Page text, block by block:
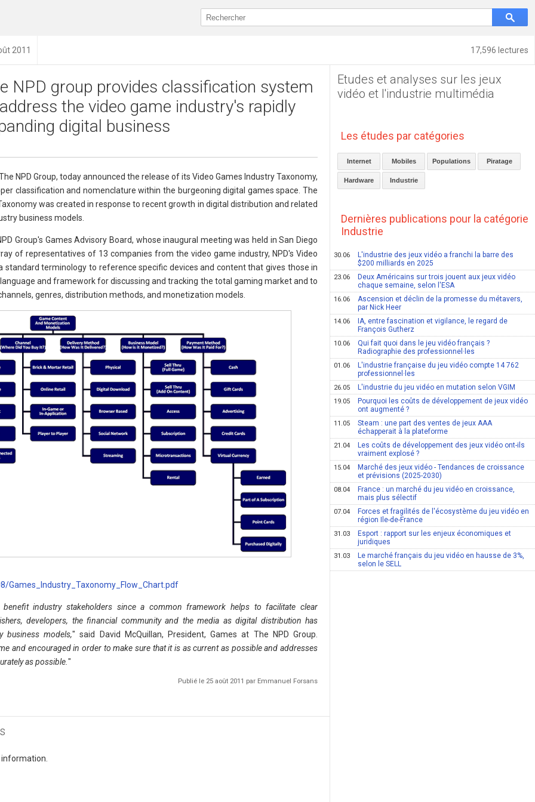
17,596 lectures
2011
NPD group provides classification system
the video game industry's rapidly
digital business
NPD Group, today announced the release of its Video Games Industry Taxonomy,
classification and nomenclature within the burgeoning digital games space. The
was created in response to recent growth in digital distribution and related
business models.
Group's Games Advisory Board, whose inaugural meeting was held in San Diego
of representatives of 13 companies from the video game industry, NPD's Video
standard terminology to reference specific devices and content that gives those in
and framework for discussing and tracking the total gaming market and to
genres, distribution methods, and monetization models.
Games_Industry_Taxonomy_Flow_Chart.pdf
industry stakeholders since a common framework helps to facilitate clear
developers, the financial community and the media as digital distribution has
business models," said David McQuillan, President, Games at The NPD Group.
and encouraged in order to make sure that it is as current as possible and addresses
as possible. "
Publié le 25 août 2011 par Emmanuel Forsans
Etudes et analyses sur les jeux
vidéo et l'industrie multimédia
Les études par catégories
Internet Mobiles Populations Piratage
Hardware Industrie
Dernières publications pour la catégorie
Industrie
30.06
L'industrie des jeux vidéo a franchi la barre des
$200 milliards en 2025
23.06
Deux Américains sur trois jouent aux jeux vidéo
chaque semaine, selon l'ESA
16.06
Ascension et déclin de la promesse du métavers,
par Nick Heer
14.06
IA, entre fascination et vigilance, le regard de
François Gutherz
10.06
Qui fait quoi dans le jeu vidéo français ?
Radiographie des professionnel·les
01.06
L'industrie française du jeu vidéo compte 14 762
professionnel·les
26.05 L'industrie du jeu vidéo en mutation selon VGIM
19.05
Pourquoi les coûts de développement de jeux vidéo
ont augmenté ?
11.05
Steam : une part des ventes de jeux AAA
échapperait à la plateforme
21.04
Les coûts de développement des jeux vidéo ont-ils
vraiment explosé ?
15.04
Marché des jeux vidéo - Tendances de croissance
et prévisions (2025-2030)
08.04
France : un marché du jeu vidéo en croissance,
mais plus sélectif
07.04
Forces et fragilités de l'écosystème du jeu vidéo en
région Ile-de-France
31.03
Esport : rapport sur les enjeux économiques et
juridiques
31.03
Le marché français du jeu vidéo en hausse de 3%,
selon le SELL